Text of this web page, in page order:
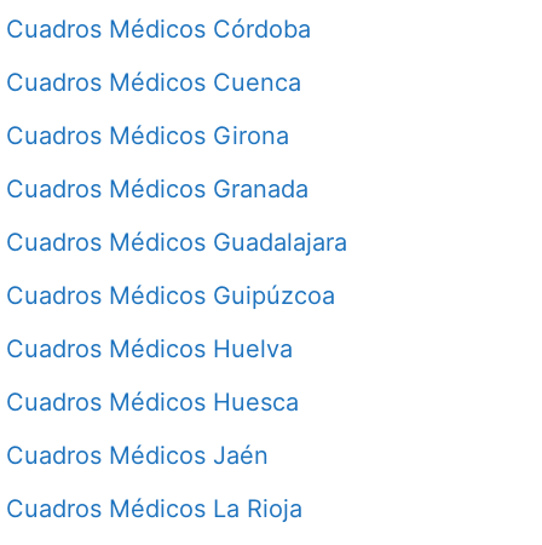
Cuadros Médicos Córdoba
Cuadros Médicos Cuenca
Cuadros Médicos Girona
Cuadros Médicos Granada
Cuadros Médicos Guadalajara
Cuadros Médicos Guipúzcoa
Cuadros Médicos Huelva
Cuadros Médicos Huesca
Cuadros Médicos Jaén
Cuadros Médicos La Rioja